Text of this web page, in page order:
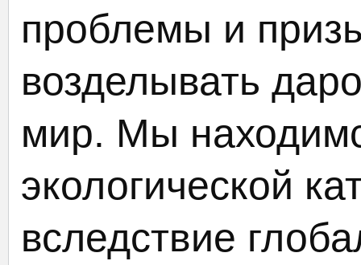
проблемы и
возделывать
мир. Мы
экологической
вследствие